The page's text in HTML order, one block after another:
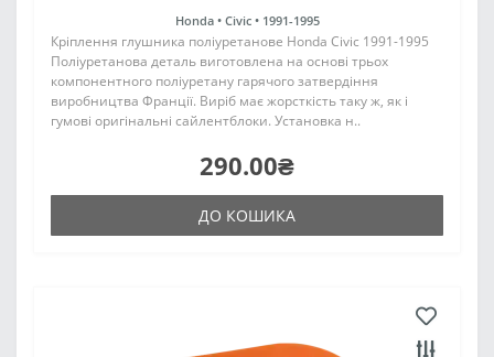
Honda • Civic • 1991-1995
Кріплення глушника поліуретанове Honda Civic 1991-1995
Поліуретанова деталь виготовлена на основі трьох
компонентного поліуретану гарячого затвердіння
виробництва Франції. Виріб має жорсткість таку ж, як і
гумові оригінальні сайлентблоки. Установка н..
290.00₴
ДО КОШИКА